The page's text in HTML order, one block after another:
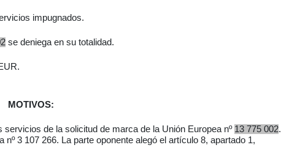
impugnados.
se deniega en su totalidad.
.
MOTIVOS:
servicios de la solicitud de marca de la Unión Europea nº 13 775 002.
3 107 266. La parte oponente alegó el artículo 8, apartado 1,